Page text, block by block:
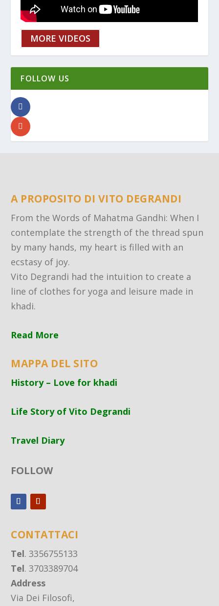
MORE VIDEOS
FOLLOW US
A PROPOSITO DI VITO DEGRANDI
From the Words of Mahatma Gandhi: When I
contemplate the strength of the thread spun
by many hands, my heart is filled with an
ecstasy of joy.
Vito Degrandi had the intuition to create a
line of clothes for yoga and leisure made in
khadi.
Read More
MAPPA DEL SITO
History – Love for khadi
Life Story of Vito Degrandi
Travel Diary
FOLLOW
CONTATTACI
Tel. 3356755133
Tel. 3703389704
Address
Via Dei Filosofi,